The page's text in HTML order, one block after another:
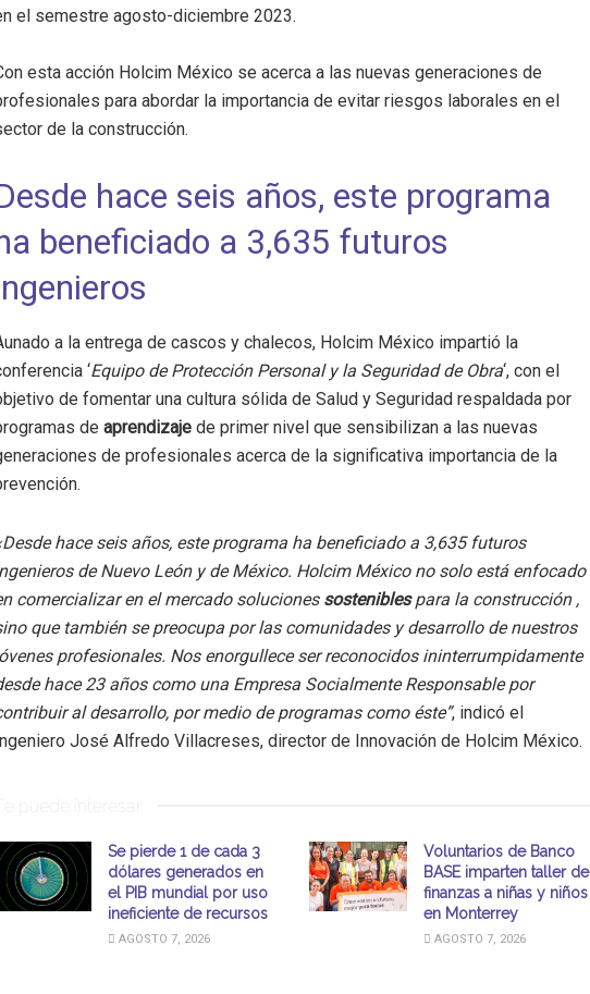
el semestre agosto-diciembre 2023.
esta acción Holcim México se acerca a las nuevas generaciones de
para abordar la importancia de evitar riesgos laborales en el
de la construcción.
hace seis años, este programa
beneficiado a 3,635 futuros
a la entrega de cascos y chalecos, Holcim México impartió la
‘Equipo de Protección Personal y la Seguridad de Obra‘, con el
de fomentar una cultura sólida de Salud y Seguridad respaldada por
de aprendizaje de primer nivel que sensibilizan a las nuevas
de profesionales acerca de la significativa importancia de la
hace seis años, este programa ha beneficiado a 3,635 futuros
de Nuevo León y de México. Holcim México no solo está enfocado
comercializar en el mercado soluciones sosteniblespara la construcción ,
que también se preocupa por las comunidades y desarrollo de nuestros
profesionales. Nos enorgullece ser reconocidos ininterrumpidamente
hace 23 años como una Empresa Socialmente Responsable por
al desarrollo, por medio de programas como éste”, indicó el
José Alfredo Villacreses, director de Innovación de Holcim México.
Te puede interesar
Se pierde 1 de cada 3
dólares generados en
el PIB mundial por uso
ineficiente de recursos
AGOSTO 7, 2026
Voluntarios de Banco
BASE imparten taller de
finanzas a niñas y niños
en Monterrey
AGOSTO 7, 2026